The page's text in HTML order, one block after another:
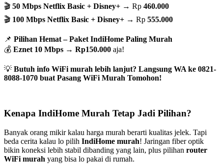
🎬 50 Mbps Netflix Basic + Disney+ → Rp 460.000
🎬 100 Mbps Netflix Basic + Disney+ → Rp 555.000
📌 Pilihan Hemat – Paket IndiHome Paling Murah
💰 Eznet 10 Mbps → Rp150.000 aja!
💡 Butuh info WiFi murah lebih lanjut? Langsung WA ke 0821-
8088-1070 buat Pasang WiFi Murah Tomohon!
Kenapa IndiHome Murah Tetap Jadi Pilihan?
Banyak orang mikir kalau harga murah berarti kualitas jelek. Tapi
beda cerita kalau lo pilih IndiHome murah! Jaringan fiber optik
bikin koneksi lebih stabil dibanding yang lain, plus pilihan router
WiFi murah yang bisa lo pakai di rumah.